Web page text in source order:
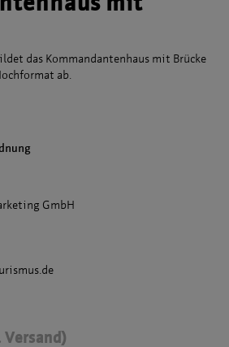
das Kommandantenhaus mit Brücke
ab.
GmbH